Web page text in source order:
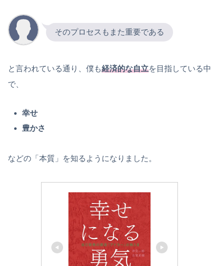
そのプロセスもまた重要である
と言われている通り、僕も経済的な自立を目指している中
で、
幸せ
豊かさ
などの「本質」を知るようになりました。